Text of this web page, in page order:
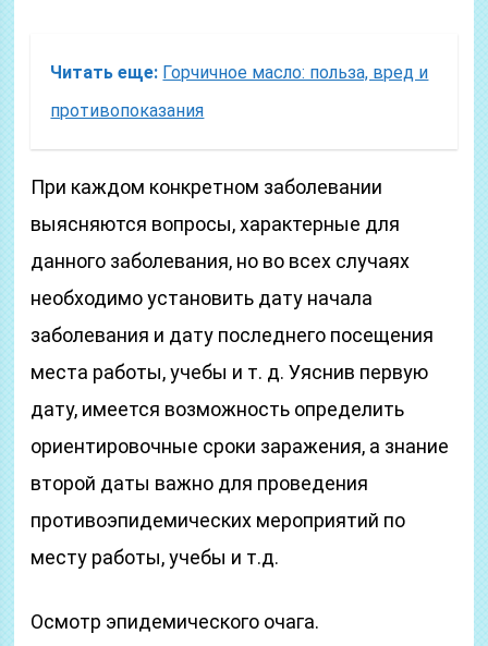
Читать еще: Горчичное масло: польза, вред и
противопоказания
При каждом конкретном заболевании
выясняются вопросы, характерные для
данного заболевания, но во всех случаях
необходимо установить дату начала
заболевания и дату последнего посещения
места работы, учебы и т. д. Уяснив первую
дату, имеется возможность определить
ориентировочные сроки заражения, а знание
второй даты важно для проведения
противоэпидемических мероприятий по
месту работы, учебы и т.д.
Осмотр эпидемического очага.